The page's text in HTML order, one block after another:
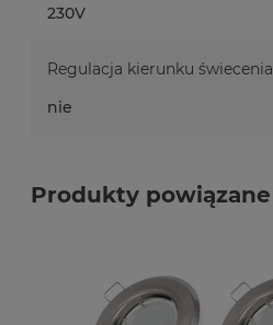
230V
Regulacja kierunku świecenia
nie
Produkty powiązane